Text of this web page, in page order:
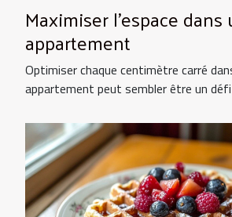
Maximiser l'espace
appartement
Optimiser chaque centimètre carré
appartement peut sembler être un défi